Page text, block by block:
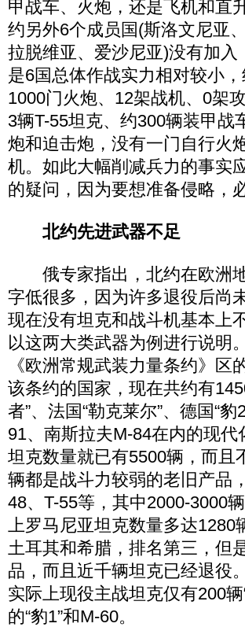
甲战车、火炮，还是飞机和直
约另外6个成员国(斯洛文尼亚
拉脱维亚、爱沙尼亚)没有加
是6国总体作战实力相对较小
1000门火炮、12架战机、0架
3辆T-55坦克、约300辆装甲
炮和迫击炮，没有一门自行火
机。如此大幅削减兵力的事实
的疑问，因为要想准备侵略，
北约先进武器不足
俄专家指出，北约在欧洲
字低很多，因为许多退役后尚
现在没有坦克和战斗机基本上
以这两大类武器为例进行说明
《欧洲常规武装力量条约》
该条约的国家，现在共约有
者”、法国“勒克莱尔”、德国“
91、南斯拉夫M-84在内的现
坦克数量就已有5500辆，而且
辆都是战斗力较弱的老旧产品
48、T-55等，其中2000-3000
上罗马尼亚坦克数量多达1280
土耳其和希腊，排名第三，但
品，而且近千辆坦克已经退役
实际上现役主战坦克仅有200
的“豹1”和M-60。